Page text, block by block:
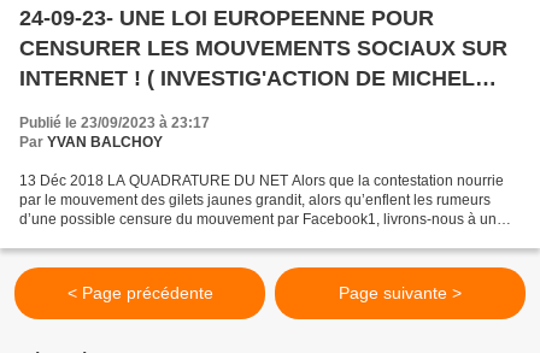
24-09-23- UNE LOI EUROPEENNE POUR
CENSURER LES MOUVEMENTS SOCIAUX SUR
INTERNET ! ( INVESTIG'ACTION DE MICHEL
Publié le 23/09/2023 à 23:17
Par YVAN BALCHOY
13 Déc 2018 LA QUADRATURE DU NET Alors que la contestation nourrie
par le mouvement des gilets jaunes grandit, alors qu’enflent les rumeurs
d’une possible censure du mouvement par Facebook1, livrons-nous à un
< Page précédente Page suivante >